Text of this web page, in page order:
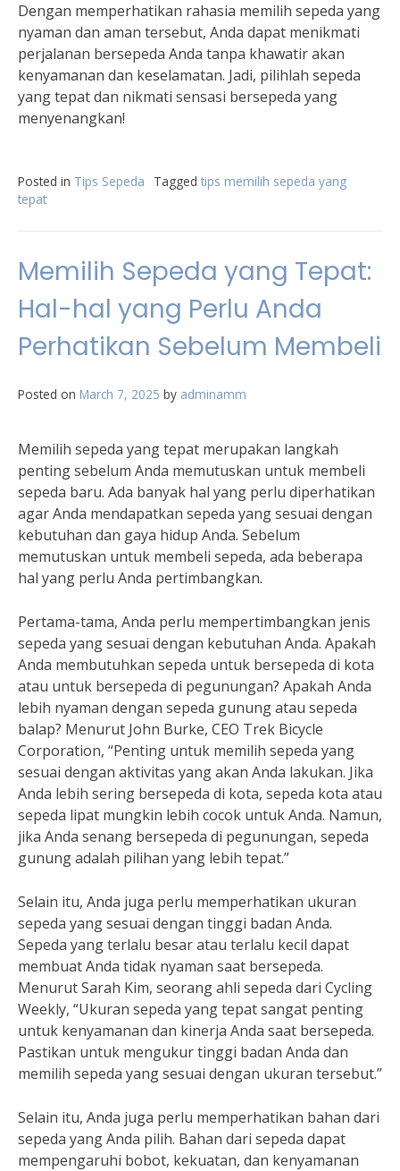
Dengan memperhatikan rahasia memilih sepeda yang
nyaman dan aman tersebut, Anda dapat menikmati
perjalanan bersepeda Anda tanpa khawatir akan
kenyamanan dan keselamatan. Jadi, pilihlah sepeda
yang tepat dan nikmati sensasi bersepeda yang
menyenangkan!
Posted in Tips Sepeda Tagged tips memilih sepeda yang
tepat
Memilih Sepeda yang Tepat:
Hal-hal yang Perlu Anda
Perhatikan Sebelum Membeli
Posted on March 7, 2025 by adminamm
Memilih sepeda yang tepat merupakan langkah
penting sebelum Anda memutuskan untuk membeli
sepeda baru. Ada banyak hal yang perlu diperhatikan
agar Anda mendapatkan sepeda yang sesuai dengan
kebutuhan dan gaya hidup Anda. Sebelum
memutuskan untuk membeli sepeda, ada beberapa
hal yang perlu Anda pertimbangkan.
Pertama-tama, Anda perlu mempertimbangkan jenis
sepeda yang sesuai dengan kebutuhan Anda. Apakah
Anda membutuhkan sepeda untuk bersepeda di kota
atau untuk bersepeda di pegunungan? Apakah Anda
lebih nyaman dengan sepeda gunung atau sepeda
balap? Menurut John Burke, CEO Trek Bicycle
Corporation, “Penting untuk memilih sepeda yang
sesuai dengan aktivitas yang akan Anda lakukan. Jika
Anda lebih sering bersepeda di kota, sepeda kota atau
sepeda lipat mungkin lebih cocok untuk Anda. Namun,
jika Anda senang bersepeda di pegunungan, sepeda
gunung adalah pilihan yang lebih tepat.”
Selain itu, Anda juga perlu memperhatikan ukuran
sepeda yang sesuai dengan tinggi badan Anda.
Sepeda yang terlalu besar atau terlalu kecil dapat
membuat Anda tidak nyaman saat bersepeda.
Menurut Sarah Kim, seorang ahli sepeda dari Cycling
Weekly, “Ukuran sepeda yang tepat sangat penting
untuk kenyamanan dan kinerja Anda saat bersepeda.
Pastikan untuk mengukur tinggi badan Anda dan
memilih sepeda yang sesuai dengan ukuran tersebut.”
Selain itu, Anda juga perlu memperhatikan bahan dari
sepeda yang Anda pilih. Bahan dari sepeda dapat
mempengaruhi bobot, kekuatan, dan kenyamanan